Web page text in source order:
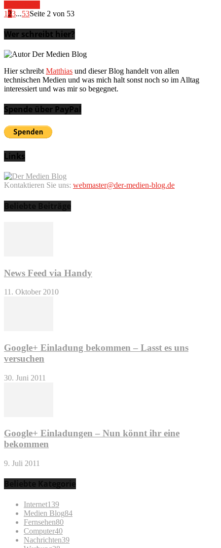
1 23...53Seite 2 von 53
Wer schreibt hier?
Hier schreibt Matthias und dieser Blog handelt von allen
technischen Medien und was mich halt sonst noch so im Alltag
interessiert und was mir so begegnet.
Spende über PayPal
Links
Kontaktieren Sie uns: webmaster@der-medien-blog.de
Beliebte Beiträge
News Feed via Handy
11. Oktober 2010
Google+ Einladung bekommen – Lasst es uns
versuchen
30. Juni 2011
Google+ Einladungen – Nun könnt ihr eine
bekommen
9. Juli 2011
Beliebte Kategorie
Internet139
Medien Blog84
Fernsehen80
Computer40
Nachrichten39